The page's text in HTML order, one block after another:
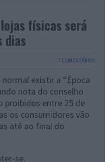
físicas será
dias
7 COMENTÁRIOS
existir a “Época
nota do conselho
proibidos entre 25 de
os consumidores vão
até ao final do
se.